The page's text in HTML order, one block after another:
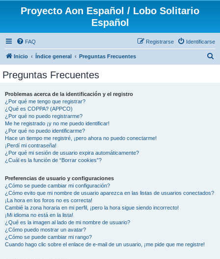
Proyecto Aon Español / Lobo Solitario
Español
FAQ Identificarse
Registrarse
Inicio Índice general Preguntas Frecuentes
Preguntas Frecuentes
Problemas acerca de la identificación y el registro
¿Por qué me tengo que registrar?
¿Qué es COPPA? (APPCO)
¿Por qué no puedo registrarme?
Me he registrado ¡y no me puedo identificar!
¿Por qué no puedo identificarme?
Hace un tiempo me registré, ¡pero ahora no puedo conectarme!
¡Perdí mi contraseña!
¿Por qué mi sesión de usuario expira automáticamente?
¿Cuál es la función de “Borrar cookies”?
Preferencias de usuario y configuraciones
¿Cómo se puede cambiar mi configuración?
¿Cómo evito que mi nombre de usuario aparezca en las listas de usuarios conectados?
¡La hora en los foros no es correcta!
Cambié la zona horaria en mi perfil, ¡pero la hora sigue siendo incorrecto!
¡Mi idioma no está en la lista!
¿Qué es la imagen al lado de mi nombre de usuario?
¿Cómo puedo mostrar un avatar?
¿Cómo se puede cambiar mi rango?
Cuando hago clic sobre el enlace de e-mail de un usuario, ¡me pide que me registre!